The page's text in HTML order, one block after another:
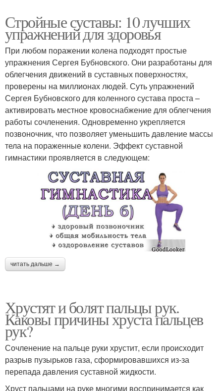
Стройные суставы: 10 лучших
упражнений для здоровья
При любом поражении колена подходят простые
упражнения Сергея Бубновского. Они разработаны для
облегчения движений в суставных поверхностях,
проверены на миллионах людей. Суть упражнений
Сергея Бубновского для коленного сустава проста –
активировать местное кровоснабжение для облегчения
работы сочленения. Одновременно укрепляется
позвоночник, что позволяет уменьшить давление массы
тела на пораженные колени. Эффект суставной
гимнастики проявляется в следующем:
читать дальше →
Хрустят и болят пальцы рук.
Каковы причины хруста пальцев
рук?
Сочленение на пальце руки хрустит, если происходит
разрыв пузырьков газа, сформировавшихся из-за
перепада давления суставной жидкости.
Хруст пальцами на руке многими воспринимается как